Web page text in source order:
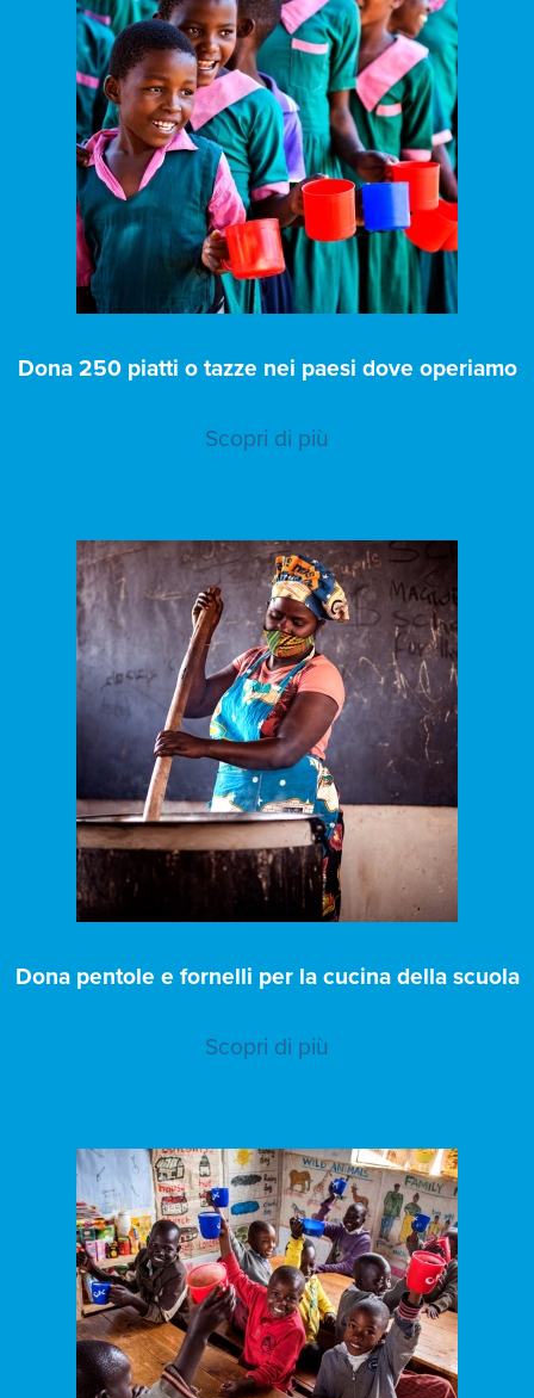
Dona 250 piatti o tazze nei paesi dove operiamo
Scopri di più
Dona pentole e fornelli per la cucina della scuola
Scopri di più